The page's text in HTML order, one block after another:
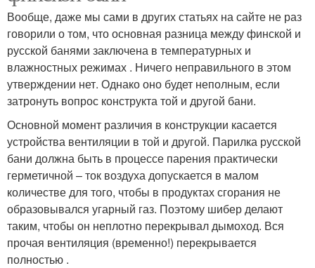
Вообще, даже мы сами в других статьях на сайте не раз
говорили о том, что основная разница между финской и
русской банями заключена в температурных и
влажностных режимах . Ничего неправильного в этом
утверждении нет. Однако оно будет неполным, если
затронуть вопрос конструкта той и другой бани.
Основной момент различия в конструкции касается
устройства вентиляции в той и другой. Парилка русской
бани должна быть в процессе парения практически
герметичной – ток воздуха допускается в малом
количестве для того, чтобы в продуктах сгорания не
образовывался угарный газ. Поэтому шибер делают
таким, чтобы он неплотно перекрывал дымоход. Вся
прочая вентиляция (временно!) перекрывается
полностью .